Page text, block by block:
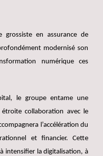
grossiste en assurance de
modernisé son
numérique ces
le groupe entame une
collaboration avec le
l’accélération du
et financier. Cette
intensifier la digitalisation, à